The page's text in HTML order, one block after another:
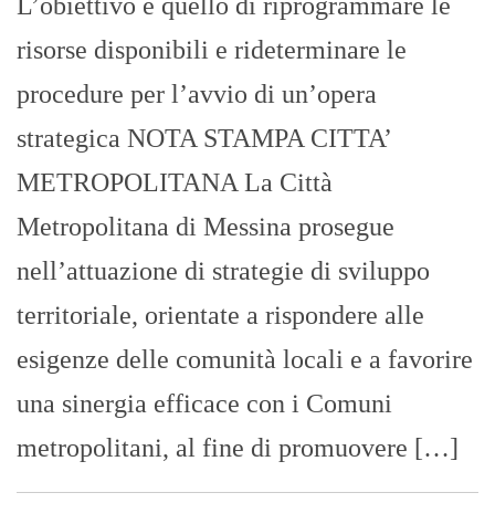
L’obiettivo è quello di riprogrammare le
risorse disponibili e rideterminare le
procedure per l’avvio di un’opera
strategica NOTA STAMPA CITTA’
METROPOLITANA La Città
Metropolitana di Messina prosegue
nell’attuazione di strategie di sviluppo
territoriale, orientate a rispondere alle
esigenze delle comunità locali e a favorire
una sinergia efficace con i Comuni
metropolitani, al fine di promuovere […]